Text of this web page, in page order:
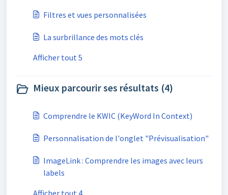
Filtres et vues personnalisées
La surbrillance des mots clés
Afficher tout 5
Mieux parcourir ses résultats (4)
Comprendre le KWIC (KeyWord In Context)
Personnalisation de l'onglet "Prévisualisation"
ImageLink : Comprendre les images avec leurs
labels
Afficher tout 4